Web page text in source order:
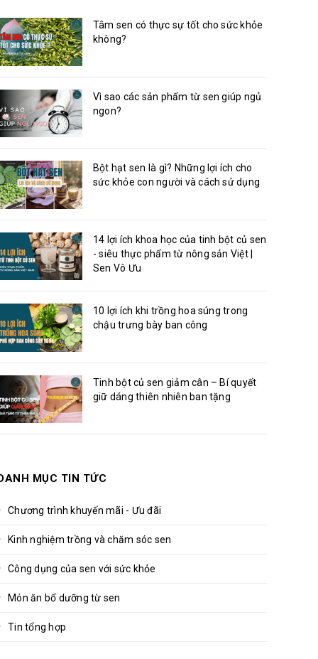
Tâm sen có thực sự tốt cho sức khỏe
không?
Vì sao các sản phẩm từ sen giúp ngủ
ngon?
Bột hạt sen là gì? Những lợi ích cho
sức khỏe con người và cách sử dụng
14 lợi ích khoa học của tinh bột củ sen
- siêu thực phẩm từ nông sản Việt |
Sen Vô Ưu
10 lợi ích khi trồng hoa súng trong
chậu trưng bày ban công
Tinh bột củ sen giảm cân – Bí quyết
giữ dáng thiên nhiên ban tặng
MỤC TIN TỨC
Chương trình khuyến mãi - Ưu đãi
Kinh nghiệm trồng và chăm sóc sen
Công dụng của sen với sức khỏe
Món ăn bổ dưỡng từ sen
Tin tổng hợp